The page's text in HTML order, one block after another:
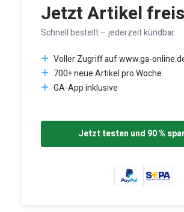
Jetzt Artikel
Schnell bestellt – jederzeit kündbar.
Voller Zugriff auf www.ga-
700+ neue Artikel pro Woche
GA-App inklusive
Jetzt testen und 90 %